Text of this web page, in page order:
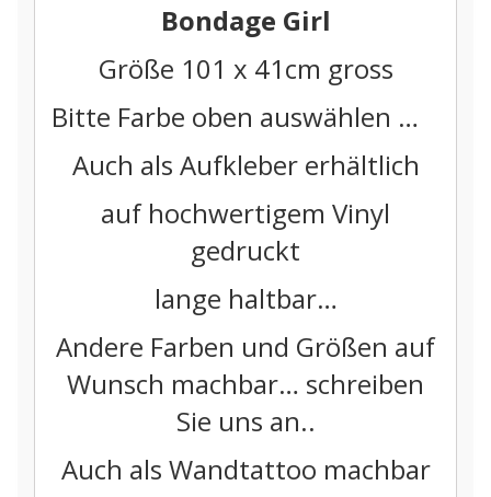
Bondage Girl
Größe 101 x 41cm gross
Bitte Farbe oben auswählen …
Auch als Aufkleber erhältlich
auf hochwertigem Vinyl
gedruckt
lange haltbar…
Andere Farben und Größen auf
Wunsch machbar… schreiben
Sie uns an..
Auch als Wandtattoo machbar